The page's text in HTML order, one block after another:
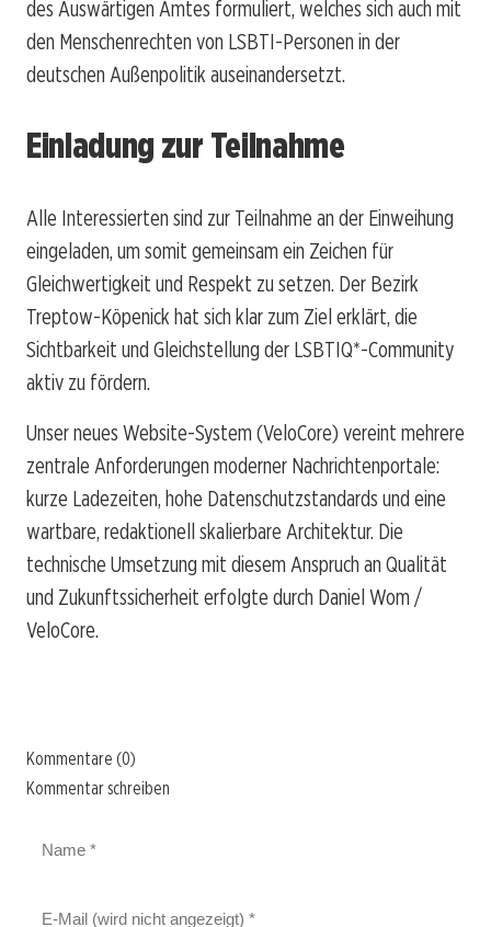
des Auswärtigen Amtes formuliert, welches sich auch mit
den Menschenrechten von LSBTI-Personen in der
deutschen Außenpolitik auseinandersetzt.
Einladung zur Teilnahme
Alle Interessierten sind zur Teilnahme an der Einweihung
eingeladen, um somit gemeinsam ein Zeichen für
Gleichwertigkeit und Respekt zu setzen. Der Bezirk
Treptow-Köpenick hat sich klar zum Ziel erklärt, die
Sichtbarkeit und Gleichstellung der LSBTIQ*-Community
aktiv zu fördern.
Unser neues Website-System (VeloCore) vereint mehrere
zentrale Anforderungen moderner Nachrichtenportale:
kurze Ladezeiten, hohe Datenschutzstandards und eine
wartbare, redaktionell skalierbare Architektur. Die
technische Umsetzung mit diesem Anspruch an Qualität
und Zukunftssicherheit erfolgte durch Daniel Wom /
VeloCore.
Kommentare (0)
Kommentar schreiben